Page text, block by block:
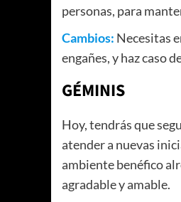
personas, para
Cambios: Necesitas
engañes, y haz caso
GÉMINIS
Hoy, tendrás que
atender a nuevas
ambiente benéfico
agradable y amable.